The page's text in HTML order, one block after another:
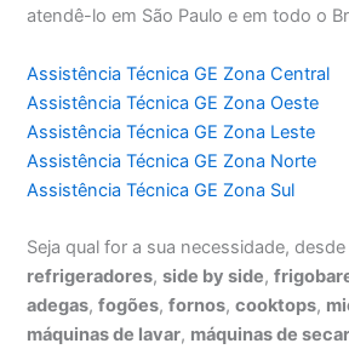
atendê-lo em São Paulo e em todo o
Assistência Técnica GE Zona Central
Assistência Técnica GE Zona Oeste
Assistência Técnica GE Zona Leste
Assistência Técnica GE Zona Norte
Assistência Técnica GE Zona Sul
Seja qual for a sua necessidade,
refrigeradores,side by side,
adegas,fogões,fornos,cooktops,
máquinas de lavar, máquinas de secar